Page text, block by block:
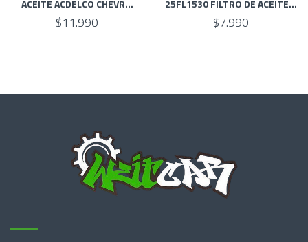
ACEITE ACDELCO CHEVR...
$11.990
25FL1530 FILTRO DE ACEITE...
$7.990